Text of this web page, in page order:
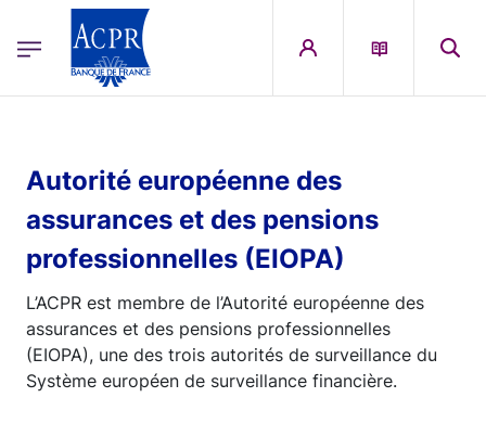
ACPR Menu Principal (French)
Autorité européenne des
assurances et des pensions
professionnelles (EIOPA)
L’ACPR est membre de l’Autorité européenne des
assurances et des pensions professionnelles
(EIOPA), une des trois autorités de surveillance du
Système européen de surveillance financière.